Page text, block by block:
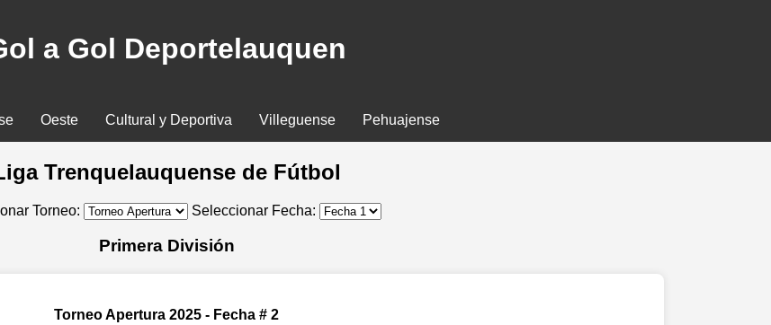
a Gol Deportelauquen
Oeste Cultural y Deportiva Villeguense Pehuajense
Trenquelauquense de Fútbol
Torneo: Seleccionar Fecha:
Primera División
Torneo Apertura 2025 - Fecha # 2